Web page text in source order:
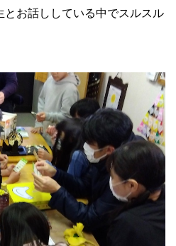
とお話ししている中でスルスル